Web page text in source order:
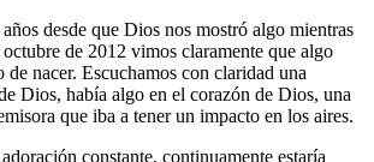
desde que Dios nos mostró algo mientras
de 2012 vimos claramente que algo
de nacer. Escuchamos con claridad una
Dios, había algo en el corazón de Dios, una
que iba a tener un impacto en los aires.
constante, continuamente estaría